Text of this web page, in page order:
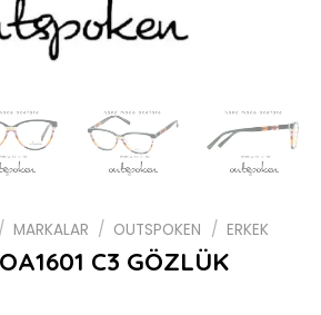
/ MARKALAR / OUTSPOKEN / ERKEK
C3 GÖZLÜK